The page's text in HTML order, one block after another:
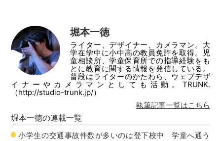
堀本一徳
ライター、デザイナー、カメラマン。大
学在学中に小中高の教員免許を取得。児
童相談所、学童保育所での指導経験をも
とに教育に関する情報を発信している。
普段はライターのかたわら、ウェブデザ
イナーやカメラマンとしても活動。TRUNK.
（http://studio-trunk.jp/）
執筆記事一覧はこちら
堀本一徳の連載一覧
小学生の交通事故件数が多いのは登下校中 学童へ通う